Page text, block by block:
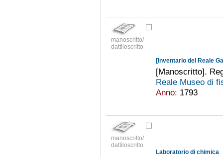
manoscritto/
dattiloscritto
[Inventario del Reale
[Manoscritto].
Reale Museo di
Anno: 1793
manoscritto/
dattiloscritto
Laboratorio di chimica